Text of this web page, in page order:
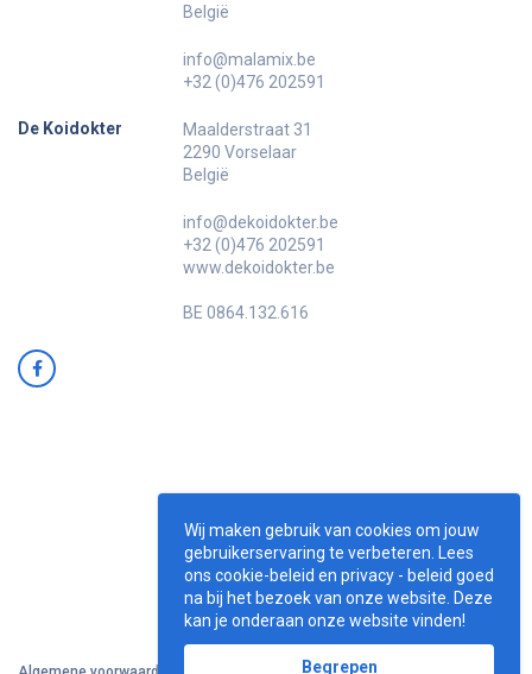
België
info@malamix.be
+32 (0)476 202591
De Koidokter
Maalderstraat 31
2290 Vorselaar
België
info@dekoidokter.be
+32 (0)476 202591
www.dekoidokter.be
BE 0864.132.616
Wij maken gebruik van cookies om jouw
gebruikerservaring te verbeteren. Lees
ons cookie-beleid en privacy - beleid goed
na bij het bezoek van onze website. Deze
kan je onderaan onze website vinden!
Begrepen